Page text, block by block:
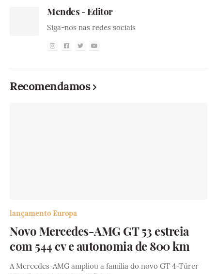
Mendes - Editor
Siga-nos nas redes sociais
Recomendamos
lançamento Europa
Novo Mercedes-AMG GT 53 estreia
com 544 cv e autonomia de 800 km
A Mercedes-AMG ampliou a família do novo GT 4-Türer